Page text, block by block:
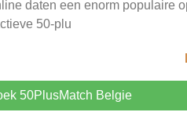
daten een enorm populaire
50-plu
50PlusMatch Belgie